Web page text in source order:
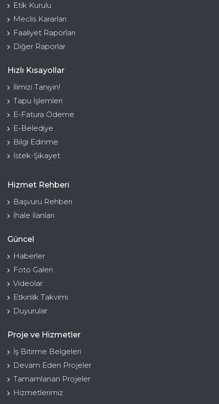
Etik Kurulu
Meclis Kararları
Faaliyet Raporları
Diğer Raporlar
Hızlı Kısayollar
İlimizi Tanıyın!
Tapu İşlemleri
E-Fatura Ödeme
E-Belediye
Bilgi Edinme
İstek-Şikayet
Hizmet Rehberi
Başvuru Rehberi
İhale İlanları
Güncel
Haberler
Foto Galeri
Videolar
Etkinlik Takvimi
Duyurular
Proje ve Hizmetler
İş Bitirme Belgeleri
Devam Eden Projeler
Tamamlanan Projeler
Hizmetlerimiz